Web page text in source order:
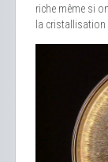
riche même si
la cristallisation